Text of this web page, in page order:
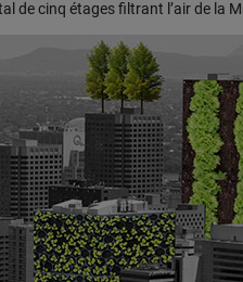
de cinq étages filtrant l’air de